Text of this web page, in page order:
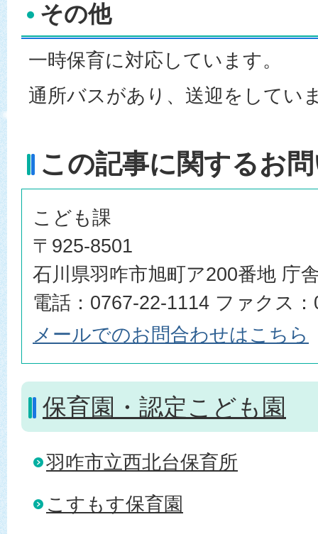
その他
一時保育に対応しています。
通所バスがあり、送迎をしてい
この記事に関するお
こども課
〒925-8501
石川県羽咋市旭町ア200番地 庁
電話：0767-22-1114 ファクス
メールでのお問合わせはこちら
保育園・認定こども園
羽咋市立西北台保育所
こすもす保育園